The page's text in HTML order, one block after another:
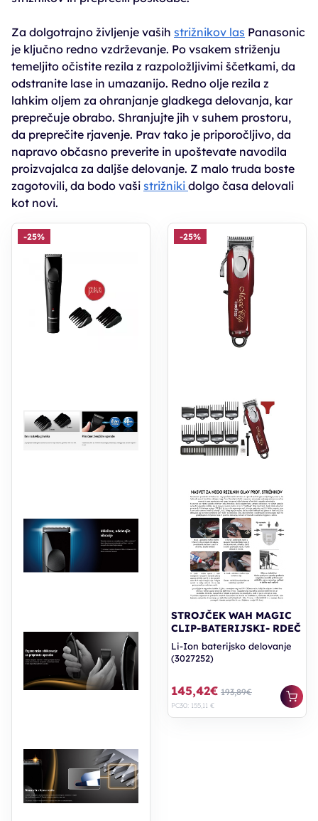
Za dolgotrajno življenje vaših strižnikov las Panasonic
je ključno redno vzdrževanje. Po vsakem striženju
temeljito očistite rezila z razpoložljivimi ščetkami, da
odstranite lase in umazanijo. Redno olje rezila z
lahkim oljem za ohranjanje gladkega delovanja, kar
preprečuje obrabo. Shranjujte jih v suhem prostoru,
da preprečite rjavenje. Prav tako je priporočljivo, da
napravo občasno preverite in upoštevate navodila
proizvajalca za daljše delovanje. Z malo truda boste
zagotovili, da bodo vaši strižniki dolgo časa delovali
kot novi.
-25% -25%
STROJČEK WAH MAGIC
CLIP-BATERIJSKI- RDEČ
Li-Ion baterijsko delovanje
(3027252)
145,42€ 193,89€
PC30: 155,11 €